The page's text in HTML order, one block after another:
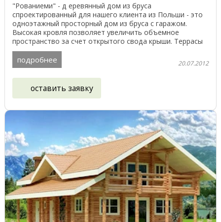
"Рованиеми" - д еревянный дом из бруса
спроектированный для нашего клиента из Польши - это
одноэтажный просторный дом из бруса с гаражом.
Высокая кровля позволяет увеличить объемное
пространство за счет открытого свода крыши. Террасы
выходят на обе ...
подробнее 20.07.2012
оставить заявку